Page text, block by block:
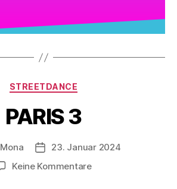
STREETDANCE
PARIS 3
Mona
23. Januar 2024
Keine Kommentare